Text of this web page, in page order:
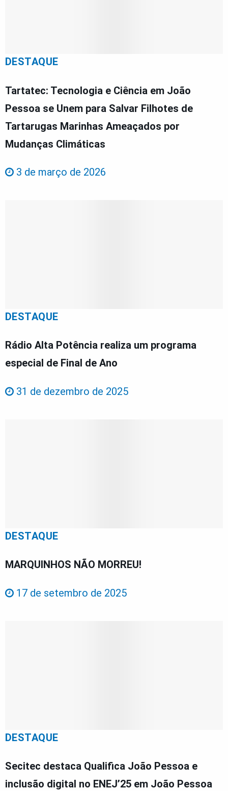
DESTAQUE
Tartatec: Tecnologia e Ciência em João
Pessoa se Unem para Salvar Filhotes de
Tartarugas Marinhas Ameaçados por
Mudanças Climáticas
3 de março de 2026
DESTAQUE
Rádio Alta Potência realiza um programa
especial de Final de Ano
31 de dezembro de 2025
DESTAQUE
MARQUINHOS NÃO MORREU!
17 de setembro de 2025
DESTAQUE
Secitec destaca Qualifica João Pessoa e
inclusão digital no ENEJ’25 em João Pessoa